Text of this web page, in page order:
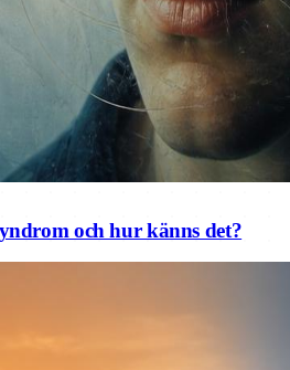
och hur känns det?